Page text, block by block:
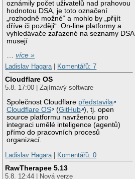
oznámily počet uživatelů nad prahovou
hodnotou DSA, je toto označení
„rozhodně možné“ a mohlo by „přijít
dříve či později“. On-line platformy a
vyhledávače zařazené na seznamy DSA
musejí
…více »
Ladislav Hagara
Komentářů: 7
Cloudflare OS
5.8. 17:00 | Zajímavý software
Společnost Cloudflare představila
Cloudflare OS
(GitHub ), tj. open
source platformu navrženou pro
integraci umělé inteligence (agentů)
přímo do pracovních procesů
organizací.
Ladislav Hagara
Komentářů: 0
RawTherapee 5.13
5.8. 12:44 | Nová verze